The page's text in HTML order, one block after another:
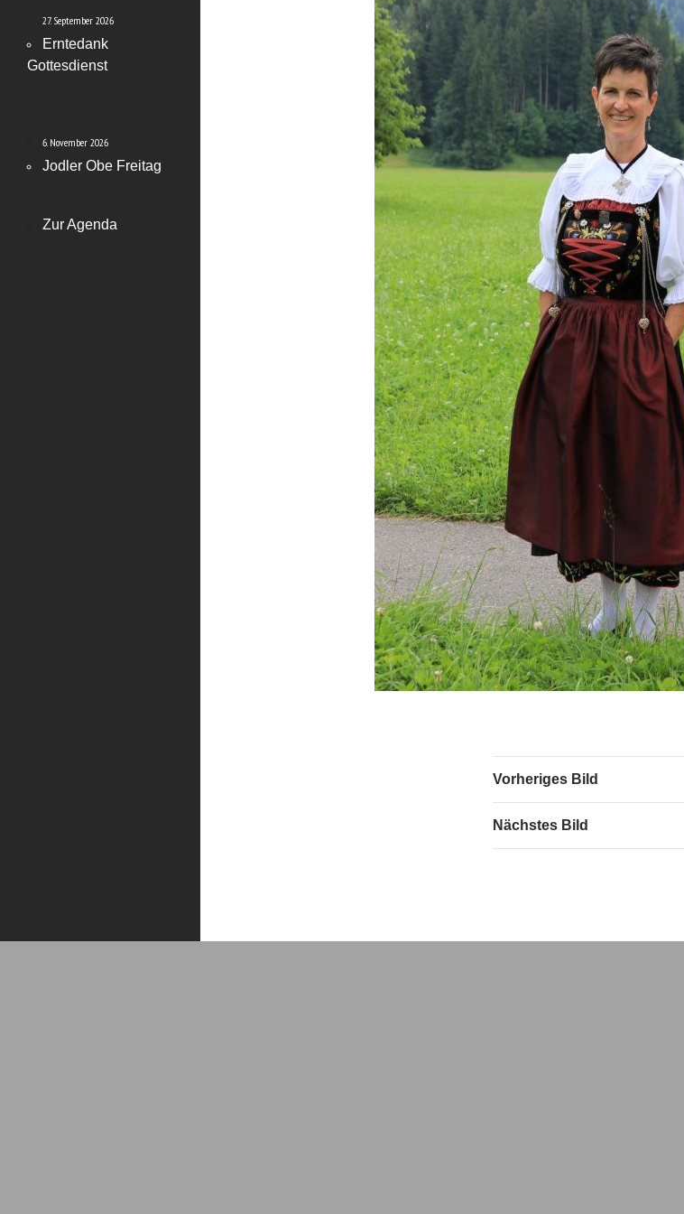
Vorheriges Bild
Nächstes Bild
27. September 2026
Erntedank
Gottesdienst
6. November 2026
Jodler Obe Freitag
Zur Agenda